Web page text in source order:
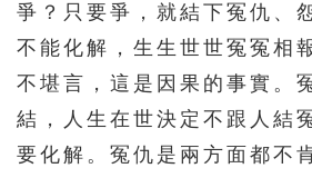
爭？只要爭，就結下冤仇、
不能化解，生生世世冤冤相
不堪言，這是因果的事實。
結，人生在世決定不跟人結
要化解。冤仇是兩方面都不